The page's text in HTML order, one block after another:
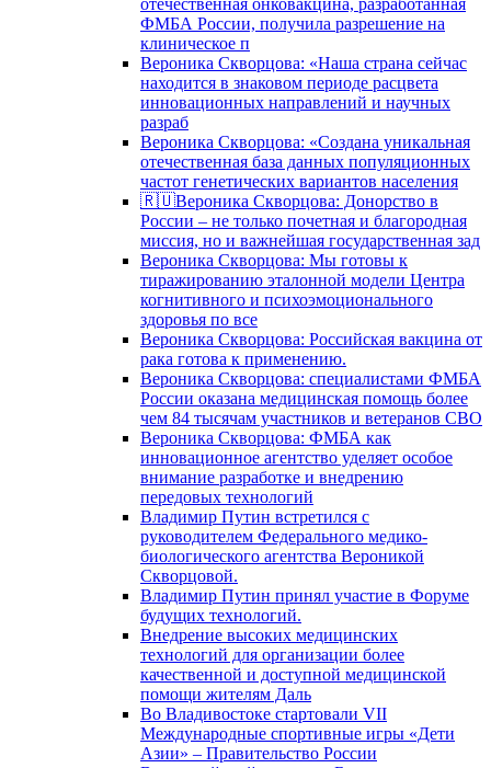
отечественная онковакцина, разработанная
ФМБА России, получила разрешение на
клиническое п
Вероника Скворцова: «Наша страна сейчас
находится в знаковом периоде расцвета
инновационных направлений и научных
разраб
Вероника Скворцова: «Создана уникальная
отечественная база данных популяционных
частот генетических вариантов населения
🇷🇺Вероника Скворцова: Донорство в
России – не только почетная и благородная
миссия, но и важнейшая государственная зад
Вероника Скворцова: Мы готовы к
тиражированию эталонной модели Центра
когнитивного и психоэмоционального
здоровья по все
Вероника Скворцова: Российская вакцина от
рака готова к применению.
Вероника Скворцова: специалистами ФМБА
России оказана медицинская помощь более
чем 84 тысячам участников и ветеранов СВО
Вероника Скворцова: ФМБА как
инновационное агентство уделяет особое
внимание разработке и внедрению
передовых технологий
Владимир Путин встретился с
руководителем Федерального медико-
биологического агентства Вероникой
Скворцовой.
Владимир Путин принял участие в Форуме
будущих технологий.
Внедрение высоких медицинских
технологий для организации более
качественной и доступной медицинской
помощи жителям Даль
Во Владивостоке стартовали VII
Международные спортивные игры «Дети
Азии» – Правительство России